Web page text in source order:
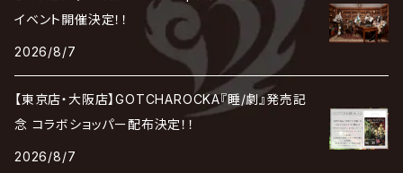
Janne Da Arc
sugar
Jupiter
DEZERT
deadman
DEVILOOF
Blu-BiLLioN
BULL FIELD
The Benjamin
THE MADNA
MAMA.
まみれた / MAMIRETA
LAB.THE BASEMENT / ラボ ザ ベヰスメント
LIBRAVEL / リブラヴェル
Lill
REIGN
RAZOR
LSN / The LEGENDARY SIX NINE
Rorschach.inc
ロマン急行
イベント開催決定！！
2026/8/7
【東京店・大阪店】GOTCHAROCKA『睡/劇』発売記
念 コラボショッパー配布決定！！
2026/8/7